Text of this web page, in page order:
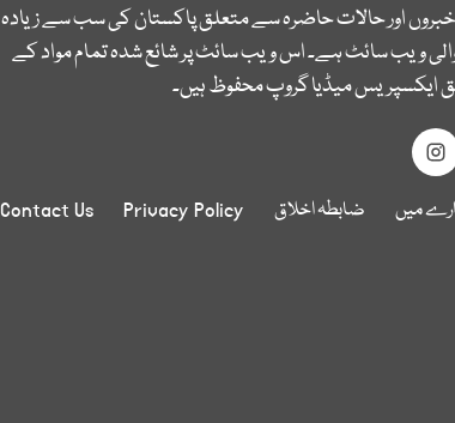
خبروں اور حالات حاضرہ سے متعلق پاکستان کی سب سے زیادہ
ویب سائٹ ہے۔ اس ویب سائٹ پر شائع شدہ تمام مواد کے
ایکسپریس میڈیا گروپ محفوظ ہیں۔
میں ضابطہ اخلاق Privacy Policy
Contact Us